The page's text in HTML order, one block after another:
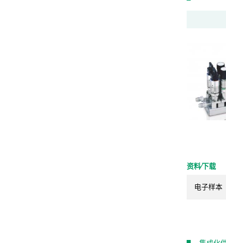
资料⁄下载
电子样本